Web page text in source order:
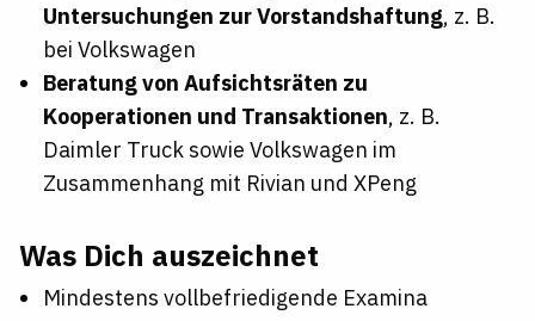
Untersuchungen zur Vorstandshaftung, z. B.
bei Volkswagen
Beratung von Aufsichtsräten zu
Kooperationen und Transaktionen, z. B.
Daimler Truck sowie Volkswagen im
Zusammenhang mit Rivian und XPeng
Was Dich auszeichnet
Mindestens vollbefriedigende Examina